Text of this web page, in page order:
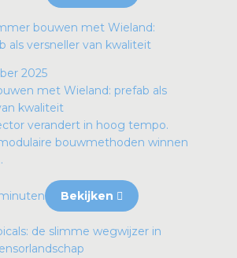
2025
met Wieland: prefab als
kwaliteit
verandert in hoog tempo.
bouwmethoden winnen
Bekijken